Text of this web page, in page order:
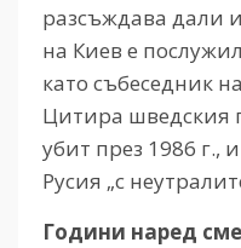
разсъждава дали
на Киев е
като събеседник
Цитира шведския
убит през 1986 г.,
Русия „с
Години наред